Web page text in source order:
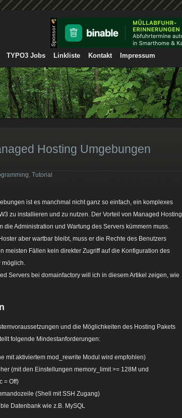
TYPO3 Jobs Linkliste Kontakt Impressum
Hosting Umgebungen
, Tutorial
ist es manchmal nicht ganz so einfach, ein komplexes
zu installieren und zu nutzen. Der Vorteil von Managed Hosting
die Administration und Wartung des Servers kümmern muss.
aber wartbar bleibt, muss er die Rechte des Benutzers
meisten Fällen kein direkter Zugriff auf die Konfiguration des
möglich.
Servers bei domainfactory will ich in diesem Artikel zeigen, wie
und die Möglichkeiten des Hosting Pakets
folgende Mindestanforderungen:
mit aktiviertem mod_rewrite Modul wird empfohlen)
(mit den Einstellungen memory_limit >= 128M und
= Off)
(Shell mit SSH Zugang)
Datenbank wie z.B. MySQL